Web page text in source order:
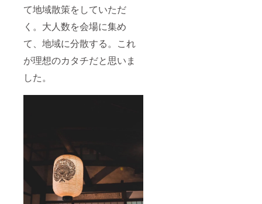
て地域散策をしていただ
く。大人数を会場に集め
て、地域に分散する。これ
が理想のカタチだと思いま
した。